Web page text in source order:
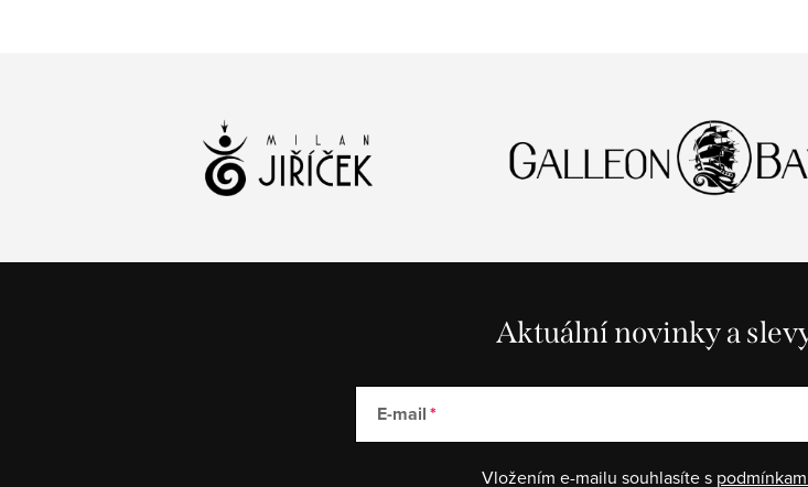
Aktuální novinky a
E-mail
Vložením e-mailu souhlasíte s